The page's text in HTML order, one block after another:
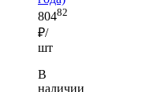
80482
₽/
шт
В
наличии